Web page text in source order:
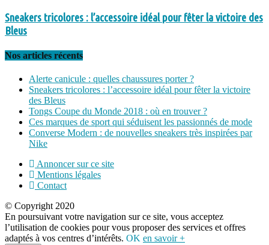
Sneakers tricolores : l’accessoire idéal pour fêter la victoire des
Bleus
Nos articles récents
Alerte canicule : quelles chaussures porter ?
Sneakers tricolores : l’accessoire idéal pour fêter la victoire
des Bleus
Tongs Coupe du Monde 2018 : où en trouver ?
Ces marques de sport qui séduisent les passionnés de mode
Converse Modern : de nouvelles sneakers très inspirées par
Nike
Annoncer sur ce site
Mentions légales
Contact
© Copyright 2020
En poursuivant votre navigation sur ce site, vous acceptez
l’utilisation de cookies pour vous proposer des services et offres
adaptés à vos centres d’intérêts. OK en savoir +